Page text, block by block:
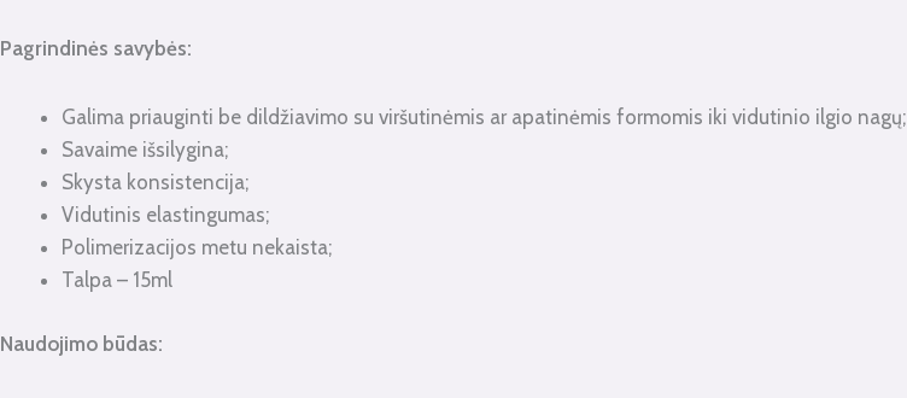
Pagrindinės savybės:
Galima priauginti be dildžiavimo su viršutinėmis ar apatinėmis formomis iki vidutinio ilgio nagų;
Savaime išsilygina;
Skysta konsistencija;
Vidutinis elastingumas;
Polimerizacijos metu nekaista;
Talpa – 15ml
Naudojimo būdas:
su